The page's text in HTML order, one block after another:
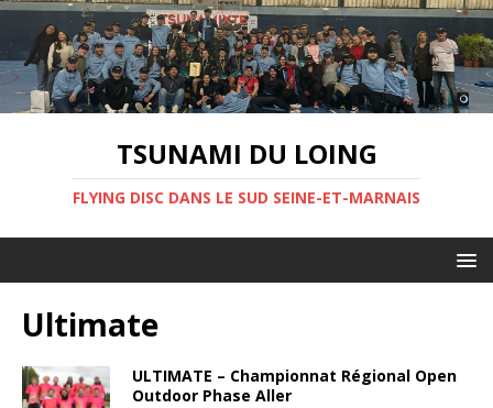
TSUNAMI DU LOING
FLYING DISC DANS LE SUD SEINE-ET-MARNAIS
Ultimate
ULTIMATE – Championnat Régional Open
Outdoor Phase Aller